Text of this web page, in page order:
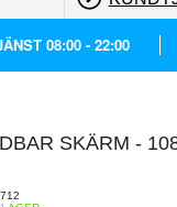
08:00 - 22:00
SKÄRM -